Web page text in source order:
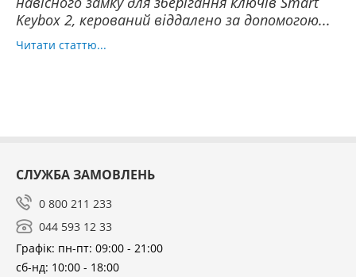
Keybox 2, керований віддалено за допомогою...
Читати статтю...
СЛУЖБА ЗАМОВЛЕНЬ
0 800 211 233
044 593 12 33
Графік: пн-пт: 09:00 - 21:00
сб-нд: 10:00 - 18:00